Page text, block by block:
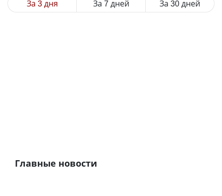
За 3 дня За 7 дней За 30 дней
Главные новости